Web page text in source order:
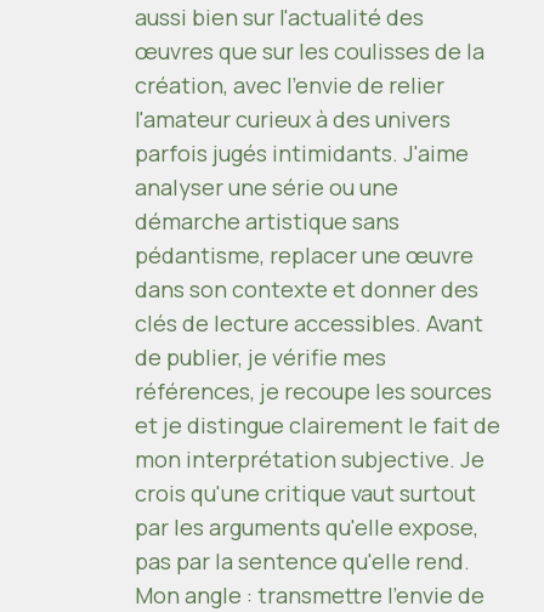
aussi bien sur l'actualité des
œuvres que sur les coulisses de la
création, avec l'envie de relier
l'amateur curieux à des univers
parfois jugés intimidants. J'aime
analyser une série ou une
démarche artistique sans
pédantisme, replacer une œuvre
dans son contexte et donner des
clés de lecture accessibles. Avant
de publier, je vérifie mes
références, je recoupe les sources
et je distingue clairement le fait de
mon interprétation subjective. Je
crois qu'une critique vaut surtout
par les arguments qu'elle expose,
pas par la sentence qu'elle rend.
Mon angle : transmettre l'envie de